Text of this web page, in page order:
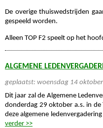
De overige thuiswedstrijden
gespeeld worden.
Alleen TOP F2 speelt op het
ALGEMENE
geplaatst: woensdag 14
Dit jaar zal de Algemene
donderdag 29 oktober a.s. in
deze algemene
verder >>